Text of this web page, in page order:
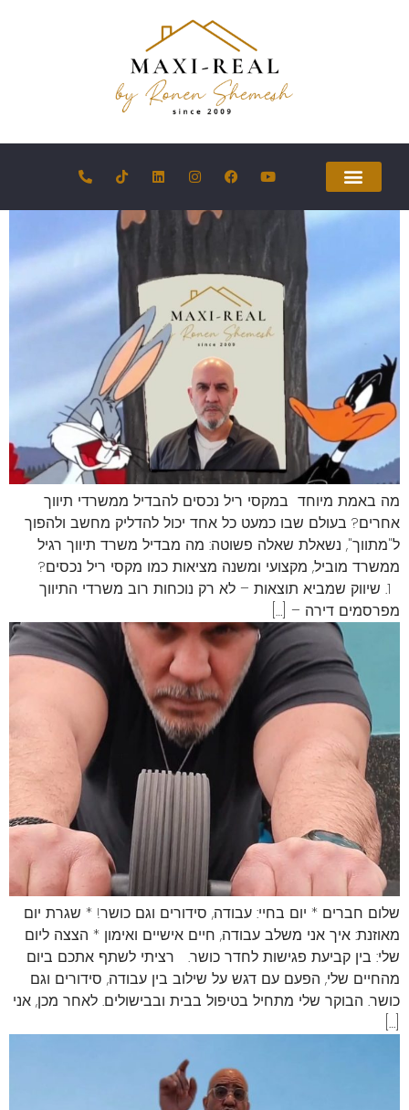
מה באמת מיוחד במקסי ריל נכסים להבדיל ממשרדי תיווך
אחרים? בעולם שבו כמעט כל אחד יכול להדליק מחשב ולהפוך
ל"מתווך", נשאלת שאלה פשוטה: מה מבדיל משרד תיווך רגיל
ממשרד מוביל, מקצועי ומשנה מציאות כמו מקסי ריל נכסים?
1. שיווק שמביא תוצאות – לא רק נוכחות רוב משרדי התיווך
מפרסמים דירה – […]
שלום חברים * יום בחיי: עבודה, סידורים וגם כושר! * שגרת יום
מאוזנת: איך אני משלב עבודה, חיים אישיים ואימון * הצצה ליום
שלי: בין קביעת פגישות לחדר כושר. רציתי לשתף אתכם ביום
מהחיים שלי, הפעם עם דגש על שילוב בין עבודה, סידורים וגם
כושר. הבוקר שלי מתחיל בטיפול בבית ובבישולים. לאחר מכן, אני
[…]